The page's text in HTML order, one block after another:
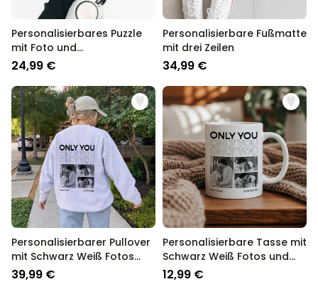
Personalisierbares Puzzle
mit Foto und
geschwungenem Text
24,99 €
Personalisierbare Fußmatte
mit drei Zeilen
34,99 €
Personalisierbarer Pullover
mit Schwarz Weiß Fotos
und Text
39,99 €
Personalisierbare Tasse mit
Schwarz Weiß Fotos und
Text
12,99 €